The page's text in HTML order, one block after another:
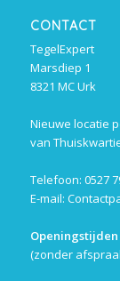
CONTACT
TegelExpert
Marsdiep 1
8321 MC Urk
Nieuwe locatie
van
Telefoon: 0527
E-mail:
(zonder